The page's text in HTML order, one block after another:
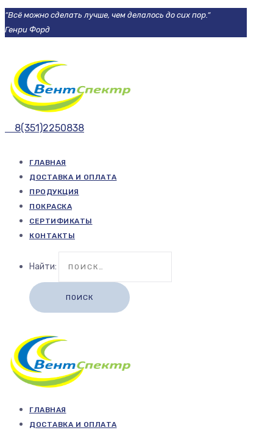
“Всё можно сделать лучше, чем делалось до сих пор.“
Генри Форд
8(351)2250838
ГЛАВНАЯ
ДОСТАВКА И ОПЛАТА
ПРОДУКЦИЯ
ПОКРАСКА
СЕРТИФИКАТЫ
КОНТАКТЫ
Найти:
ГЛАВНАЯ
ДОСТАВКА И ОПЛАТА